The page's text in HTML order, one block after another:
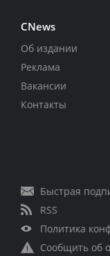
CNews
Об издании
Реклама
Вакансии
Контакты
Быстрая
RSS
Политика
Сообщить об